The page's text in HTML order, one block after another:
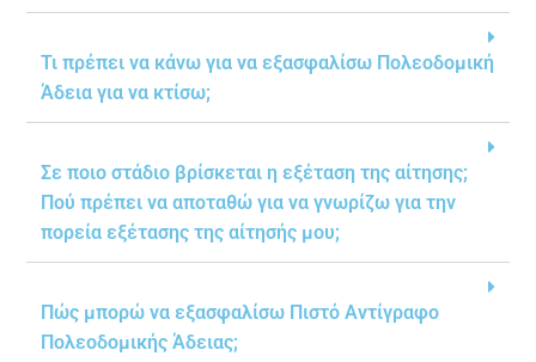
Τι πρέπει να κάνω για να εξασφαλίσω Πολεοδομική
Άδεια για να κτίσω;
Σε ποιο στάδιο βρίσκεται η εξέταση της αίτησης;
Πού πρέπει να αποταθώ για να γνωρίζω για την
πορεία εξέτασης της αίτησής μου;
Πώς μπορώ να εξασφαλίσω Πιστό Αντίγραφο
Πολεοδομικής Άδειας;